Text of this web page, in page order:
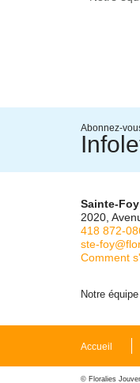
Abonnez-
Sainte-Foy
2020,
418 872-
ste-
Comment
Notre
Accueil
© Floralies